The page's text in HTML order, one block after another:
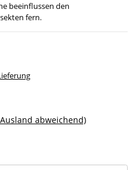
beeinflussen den
fern.
abweichend)